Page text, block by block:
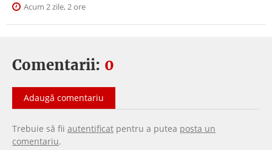
Acum 2 zile, 2 ore
Comentarii: 0
Adaugă comentariu
Trebuie să fii autentificat pentru a putea posta un
comentariu.